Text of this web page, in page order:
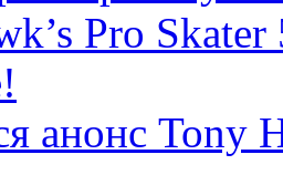
Pro
анонс Tony